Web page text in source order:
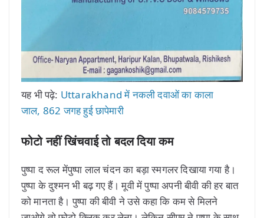
यह भी पढ़े: Uttarakhand में नकली दवाओं का काला
जाल, 862 जगह हुई छापेमारी
फोटो नहीं खिंचवाई तो बदल दिया कम
पुष्पा द रूल मेंपुष्पा लाल चंदन का बड़ा स्मगलर दिखाया गया है।
पुष्पा के दुश्मन भी बढ़ गए हैं। मूवी में पुष्पा अपनी बीवी की हर बात
को मानता है। पुष्पा की बीवी ने उसे कहा कि कम से मिलने